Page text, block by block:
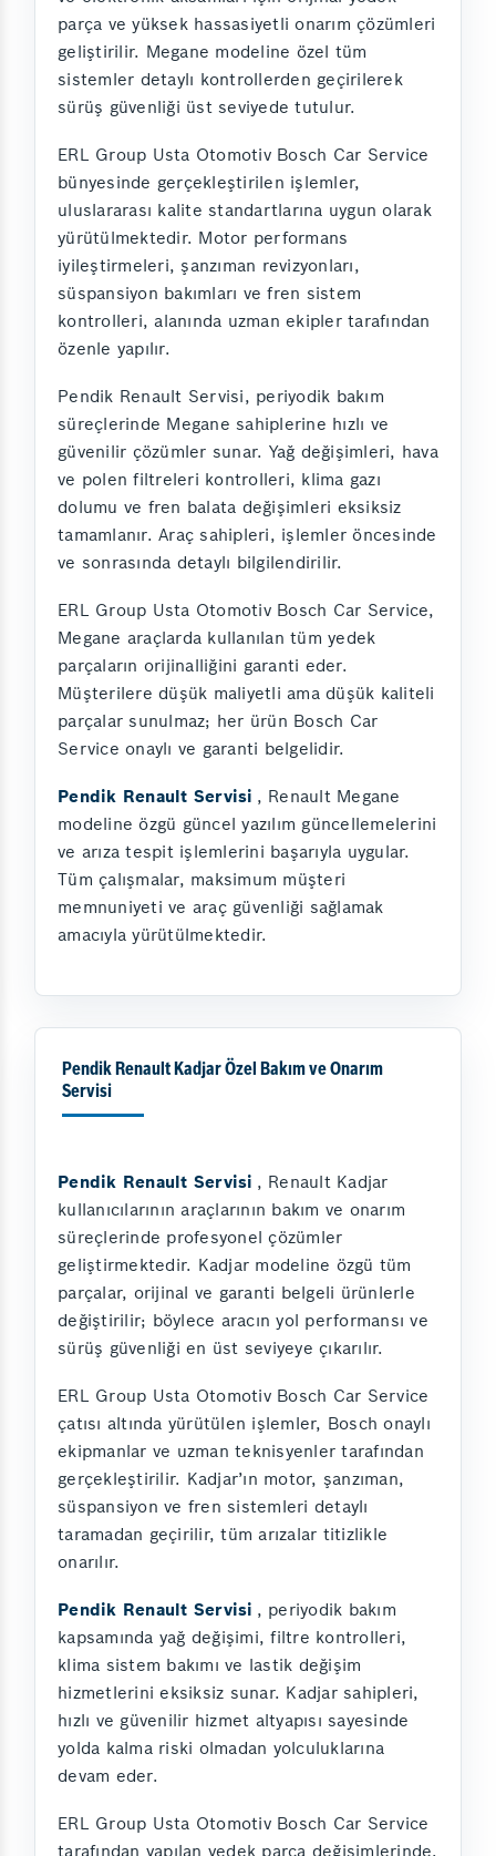
parça ve yüksek hassasiyetli onarım çözümleri
geliştirilir. Megane modeline özel tüm
sistemler detaylı kontrollerden geçirilerek
sürüş güvenliği üst seviyede tutulur.
ERL Group Usta Otomotiv Bosch Car Service
bünyesinde gerçekleştirilen işlemler,
uluslararası kalite standartlarına uygun olarak
yürütülmektedir. Motor performans
iyileştirmeleri, şanzıman revizyonları,
süspansiyon bakımları ve fren sistem
kontrolleri, alanında uzman ekipler tarafından
özenle yapılır.
Pendik Renault Servisi, periyodik bakım
süreçlerinde Megane sahiplerine hızlı ve
güvenilir çözümler sunar. Yağ değişimleri, hava
ve polen filtreleri kontrolleri, klima gazı
dolumu ve fren balata değişimleri eksiksiz
tamamlanır. Araç sahipleri, işlemler öncesinde
ve sonrasında detaylı bilgilendirilir.
ERL Group Usta Otomotiv Bosch Car Service,
Megane araçlarda kullanılan tüm yedek
parçaların orijinalliğini garanti eder.
Müşterilere düşük maliyetli ama düşük kaliteli
parçalar sunulmaz; her ürün Bosch Car
Service onaylı ve garanti belgelidir.
Pendik Renault Servisi , Renault Megane
modeline özgü güncel yazılım güncellemelerini
ve arıza tespit işlemlerini başarıyla uygular.
Tüm çalışmalar, maksimum müşteri
memnuniyeti ve araç güvenliği sağlamak
amacıyla yürütülmektedir.
Pendik Renault Kadjar Özel Bakım ve Onarım
Servisi
Pendik Renault Servisi , Renault Kadjar
kullanıcılarının araçlarının bakım ve onarım
süreçlerinde profesyonel çözümler
geliştirmektedir. Kadjar modeline özgü tüm
parçalar, orijinal ve garanti belgeli ürünlerle
değiştirilir; böylece aracın yol performansı ve
sürüş güvenliği en üst seviyeye çıkarılır.
ERL Group Usta Otomotiv Bosch Car Service
çatısı altında yürütülen işlemler, Bosch onaylı
ekipmanlar ve uzman teknisyenler tarafından
gerçekleştirilir. Kadjar’ın motor, şanzıman,
süspansiyon ve fren sistemleri detaylı
taramadan geçirilir, tüm arızalar titizlikle
onarılır.
Pendik Renault Servisi , periyodik bakım
kapsamında yağ değişimi, filtre kontrolleri,
klima sistem bakımı ve lastik değişim
hizmetlerini eksiksiz sunar. Kadjar sahipleri,
hızlı ve güvenilir hizmet altyapısı sayesinde
yolda kalma riski olmadan yolculuklarına
devam eder.
ERL Group Usta Otomotiv Bosch Car Service
tarafından yapılan yedek parça değişimlerinde,